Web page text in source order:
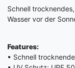
Schnell
Wasser vor der
Features:
▪ Schnell